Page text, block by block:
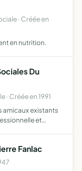
· Créée en
en nutrition.
Du
· Créée en 1991
amicaux existants
et
Fanlac